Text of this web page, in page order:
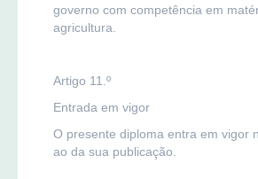
governo com competência em
agricultura.
Artigo 11.º
Entrada em vigor
O presente diploma entra em vigor
ao da sua publicação.